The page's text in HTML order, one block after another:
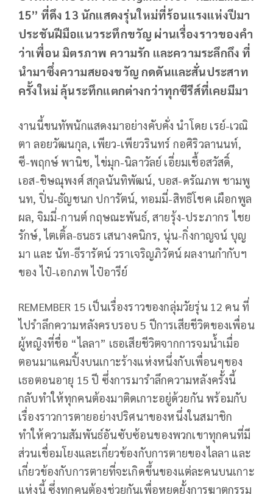
15” ที่ดึง 13 นักแสดงรุ่นใหม่ที่ร้อนแรงแห่งปีมา
ประชันฝีมือแนวระทึกขวัญ ผ่านเรื่องราวของคำ
ว่าเพื่อน มิตรภาพ ความรัก และความระลึกถึง ที่
นำมาซึ่งความสยองขวัญ กดดันและสั่นประสาท
ครั้งใหม่ ลุ้นระทึกแตกต่างกว่าทุกซีรีส์ที่เคยมีมา
งานนี้ขนทัพนักแสดงมาอย่างคับคั่ง นำโดย เรย์-เวณิ
ตา ลอยวัฒนกุล, เพียว-เพียวรินทร์ กอศิริวลานนท์,
ซี-พฤกษ์ พานิช, ไข่มุก-นิลาวัลย์ เอี่ยมเชื้อสวัสดิ์,
เอส-ชิษณุพงศ์ สกุลนันทิพัฒน์, บอส-ดรัณภพ ชามพู
นท, ปิ่น-ธัญชนก ปการัตน์, ทอมมี่-สิทธิโชค เผือกพูล
ผล, จิมมี่-กานต์ กฤษณะพันธ์, สายรุ้ง-ประภากร ไชย
รักษ์, ไตเติ้ล-ธนธร เสนางคนิกร, นุ่น-กิ่งกาญจน์ บุญ
มา และ นัท-ธีรารัตน์ วราเจริญภิวัตน์ ผลงานกำกับฯ
ของ ไป๋-เอกภพ ไป๋อารีย์
REMEMBER 15 เป็นเรื่องราวของกลุ่มวัยรุ่น 12 คน ที่
ไปรำลึกความหลังครบรอบ 5 ปีการเสียชีวิตของเพื่อน
ผู้หญิงที่ชื่อ “ไลลา” เธอเสียชีวิตจากการจมน้ำเมื่อ
ตอนมาแคมปิ้งบนเกาะร้างแห่งหนึ่งกับเพื่อนๆของ
เธอตอนอายุ 15 ปี ซึ่งการมารำลึกความหลังครั้งนี้
กลับทำให้ทุกคนต้องมาติดเกาะอยู่ด้วยกัน พร้อมกับ
เรื่องราวการตายอย่างปริศนาของหนึ่งในสมาชิก
ทำให้ความสัมพันธ์อันซับซ้อนของพวกเขาทุกคนที่มี
ส่วนเชื่อมโยงและเกี่ยวข้องกับการตายของไลลา และ
เกี่ยวข้องกับการตายที่จะเกิดขึ้นของแต่ละคนบนเกาะ
แห่งนี้ ซึ่งทุกคนต้องช่วยกันเพื่อหยุดยั้งการฆาตกรรม